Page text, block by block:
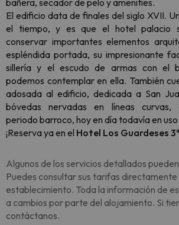
bañera, secador de pelo y amenities.
El edificio data de finales del siglo XVII.
el tiempo, y es que el hotel palacio
conservar importantes elementos
espléndida portada, su impresionante
sillería y el escudo de armas con el
podemos contemplar en ella. También
adosada al edificio, dedicada a San
bóvedas nervadas en líneas curvas,
periodo barroco, hoy en día todavía en uso.
¡Reserva ya en el Hotel Los Guardeses
Algunos de los servicios detallados
Puedes consultar sus tarifas directamente
establecimiento. Toda la información de
a cambios por parte del alojamiento. Si
contáctanos.